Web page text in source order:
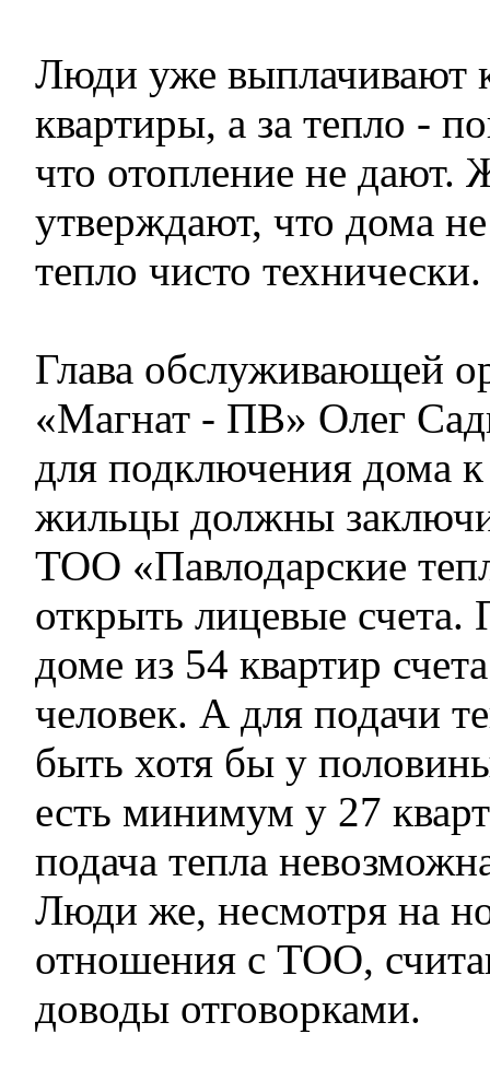
Люди уже выплачивают
квартиры, а за тепло -
что отопление не дают.
утверждают, что дома
тепло чисто технически.
Глава обслуживающей
«Магнат - ПВ» Олег
для подключения дома
жильцы должны
ТОО «Павлодарские
открыть лицевые счета.
доме из 54 квартир
человек. А для подачи
быть хотя бы у
есть минимум у 27
подача тепла
Люди же, несмотря на
отношения с ТОО,
доводы отговорками.